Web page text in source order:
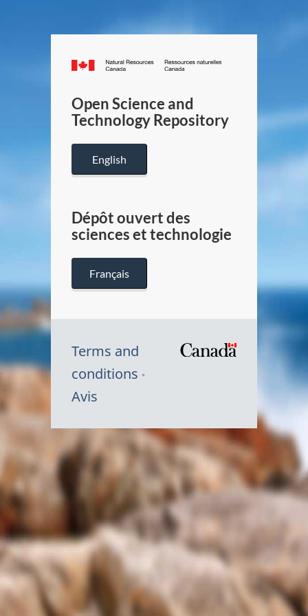
Canada.ca
/
Canada
Open Science and
Technology Repository
English
Dépôt ouvert des
sciences et technologie
Français
Terms and
conditions
Avis
Symbole
du
Canada